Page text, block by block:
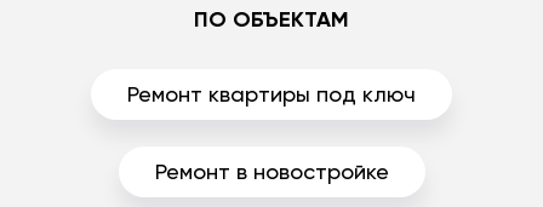
ПО ОБЪЕКТАМ
Ремонт квартиры под ключ
Ремонт в новостройке